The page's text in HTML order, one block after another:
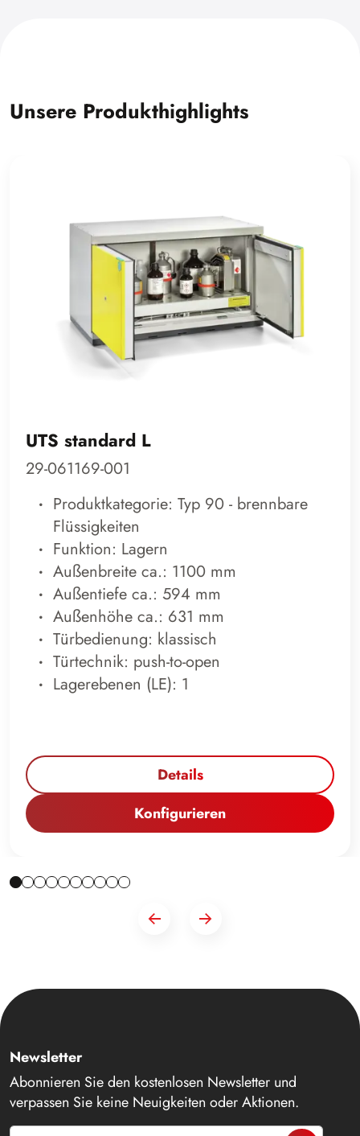
Unsere Produkthighlights
UTS standard L
29-061169-001
Produktkategorie: Typ 90 - brennbare
Flüssigkeiten
Funktion: Lagern
Außenbreite ca.: 1100 mm
Außentiefe ca.: 594 mm
Außenhöhe ca.: 631 mm
Türbedienung: klassisch
Türtechnik: push-to-open
Lagerebenen (LE): 1
Details
Konfigurieren
Newsletter
Abonnieren Sie den kostenlosen Newsletter und
verpassen Sie keine Neuigkeiten oder Aktionen.